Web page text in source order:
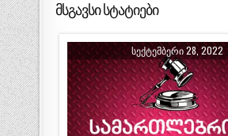
მსგავსი სტატიები
ᲡᲔᲥᲢᲔᲛᲑᲔᲠᲘ 28, 2022